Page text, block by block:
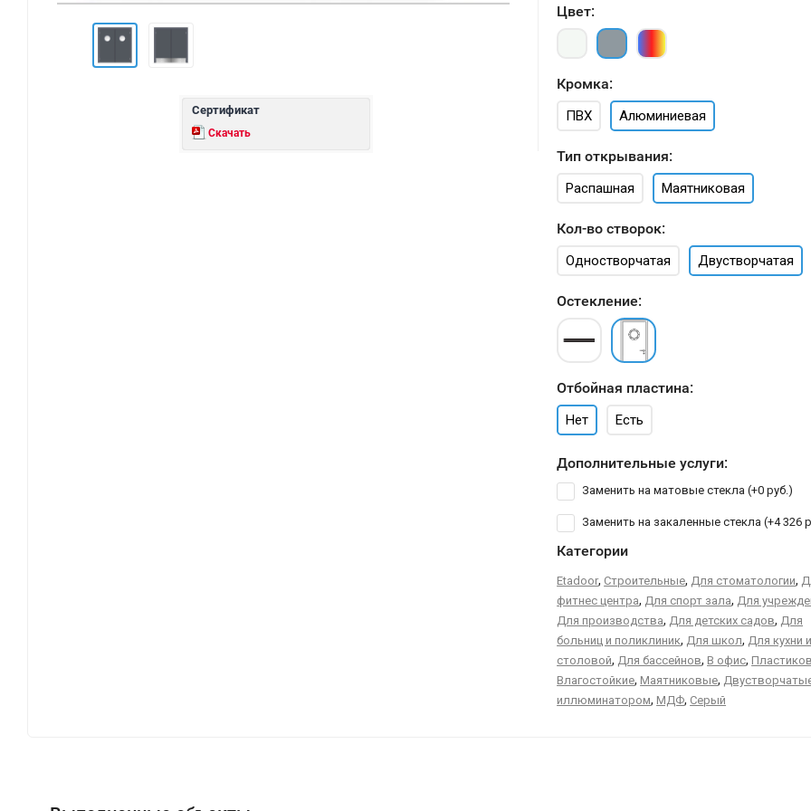
Сертификат
Скачать
Цвет:
Кромка:
ПВХ Алюминиевая
Тип открывания:
Распашная Маятниковая
Кол-во створок:
Одностворчатая Двустворчатая
Остекление:
Отбойная пластина:
Нет Есть
Дополнительные услуги:
Заменить на матовые стекла (+0 руб.)
Заменить на закаленные стекла (+4 326
Категории
Etadoor, Строительные, Для стоматологии,
фитнес центра, Для спорт зала, Для
Для производства, Для детских садов, Для
больниц и поликлиник, Для школ, Для кухни и
столовой, Для бассейнов, В офис,
Влагостойкие, Маятниковые,
иллюминатором, МДФ, Серый